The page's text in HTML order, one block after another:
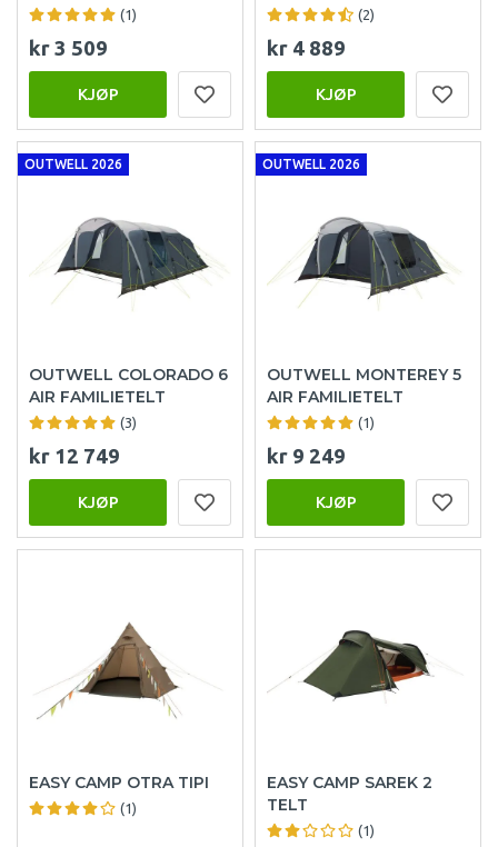
(1)
kr 3 509
KJØP
(2)
kr 4 889
KJØP
OUTWELL 2026
OUTWELL COLORADO 6
AIR FAMILIETELT
(3)
kr 12 749
KJØP
OUTWELL 2026
OUTWELL MONTEREY 5
AIR FAMILIETELT
(1)
kr 9 249
KJØP
EASY CAMP OTRA TIPI
(1)
EASY CAMP SAREK 2
TELT
(1)